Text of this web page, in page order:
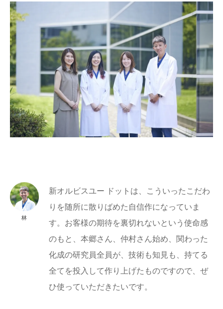
林
新オルビスユー ドットは、こういったこだわ
りを随所に散りばめた自信作になっていま
す。お客様の期待を裏切れないという使命感
のもと、本郷さん、仲村さん始め、関わった
化成の研究員全員が、技術も知見も、持てる
全てを投入して作り上げたものですので、ぜ
ひ使っていただきたいです。